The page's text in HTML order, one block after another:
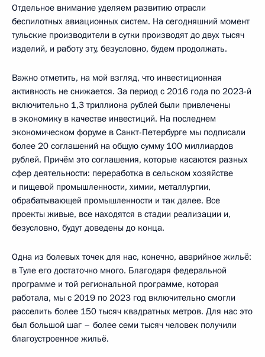
Отдельное внимание уделяем развитию отрасли
беспилотных авиационных систем. На сегодняшний момент
тульские производители в сутки производят до двух тысяч
изделий, и работу эту, безусловно, будем продолжать.
Важно отметить, на мой взгляд, что инвестиционная
активность не снижается. За период с 2016 года по 2023-й
включительно 1,3 триллиона рублей были привлечены
в экономику в качестве инвестиций. На последнем
экономическом форуме в Санкт-Петербурге мы подписали
более 20 соглашений на общую сумму 100 миллиардов
рублей. Причём это соглашения, которые касаются разных
сфер деятельности: переработка в сельском хозяйстве
и пищевой промышленности, химии, металлургии,
обрабатывающей промышленности и так далее. Все
проекты живые, все находятся в стадии реализации и,
безусловно, будут доведены до конца.
Одна из болевых точек для нас, конечно, аварийное жильё:
в Туле его достаточно много. Благодаря федеральной
программе и той региональной программе, которая
работала, мы с 2019 по 2023 год включительно смогли
расселить более 150 тысяч квадратных метров. Для нас это
был большой шаг – более семи тысяч человек получили
благоустроенное жильё.